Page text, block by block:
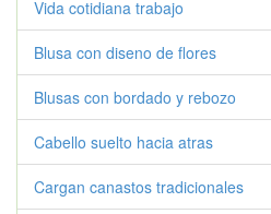
Vida cotidiana trabajo
Blusa con diseno de flores
Blusas con bordado y rebozo
Cabello suelto hacia atras
Cargan canastos tradicionales